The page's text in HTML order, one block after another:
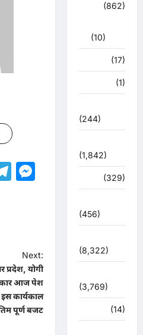
Telegram
Messenger
Next:
प्रदेश, योगी
आज पेश
कार्यकाल
पूर्ण बजट
(862)
(10)
(17)
(1)
(244)
(1,842)
(329)
(456)
(8,322)
(3,769)
(14)